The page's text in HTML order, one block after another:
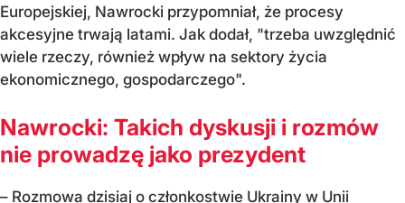
Europejskiej, Nawrocki przypomniał, że procesy
akcesyjne trwają latami. Jak dodał, "trzeba uwzględnić
wiele rzeczy, również wpływ na sektory życia
ekonomicznego, gospodarczego".
Nawrocki: Takich dyskusji i rozmów
nie prowadzę jako prezydent
– Rozmowa dzisiaj o członkostwie Ukrainy w Unii